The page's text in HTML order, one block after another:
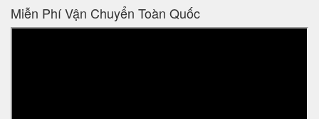
Miễn Phí Vận Chuyển Toàn Quốc